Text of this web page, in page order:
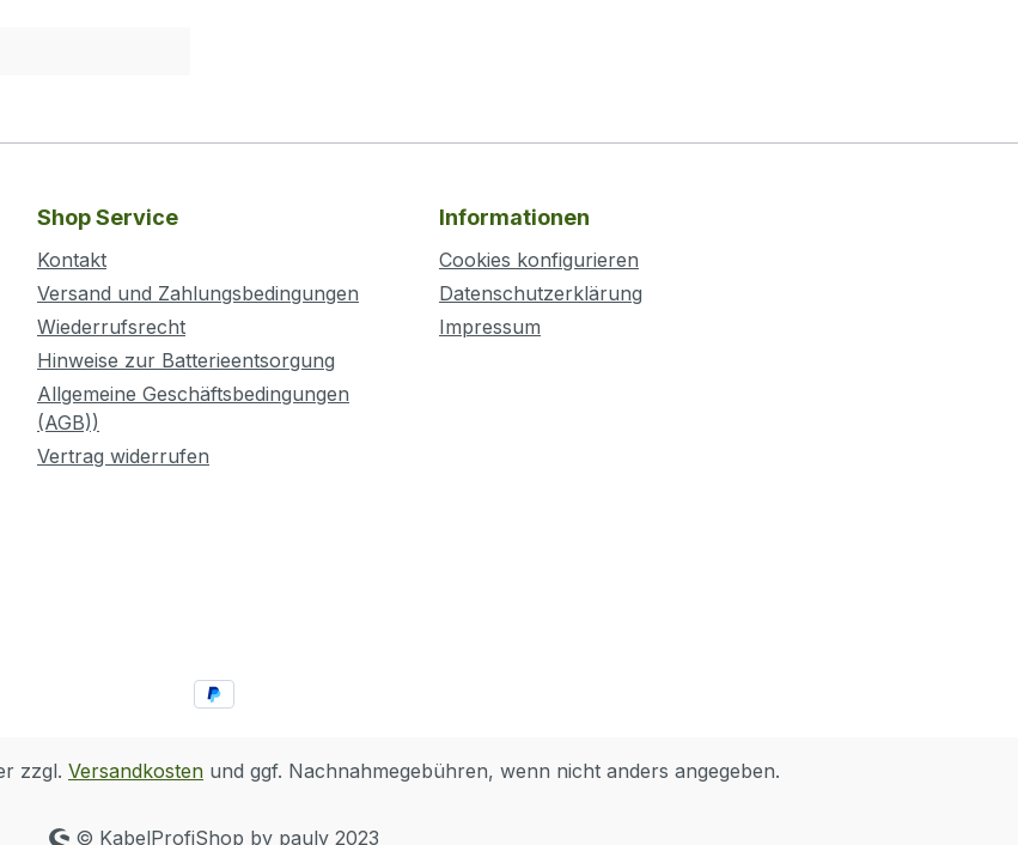
Shop Service
Kontakt
Versand und Zahlungsbedingungen
Wiederrufsrecht
Hinweise zur Batterieentsorgung
Allgemeine Geschäftsbedingungen
(AGB))
Vertrag widerrufen
Informationen
Cookies konfigurieren
Datenschutzerklärung
Impressum
zzgl. Versandkosten und ggf. Nachnahmegebühren, wenn nicht anders angegeben.
© KabelProfiShop by pauly 2023